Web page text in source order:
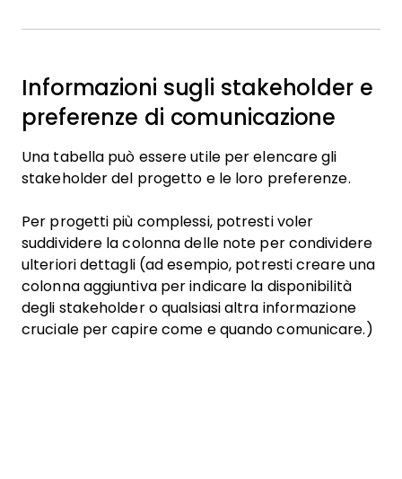
Informazioni sugli stakeholder e
preferenze di comunicazione
Una tabella può essere utile per elencare gli
stakeholder del progetto e le loro preferenze.
Per progetti più complessi, potresti voler
suddividere la colonna delle note per condividere
ulteriori dettagli (ad esempio, potresti creare una
colonna aggiuntiva per indicare la disponibilità
degli stakeholder o qualsiasi altra informazione
cruciale per capire come e quando comunicare.)